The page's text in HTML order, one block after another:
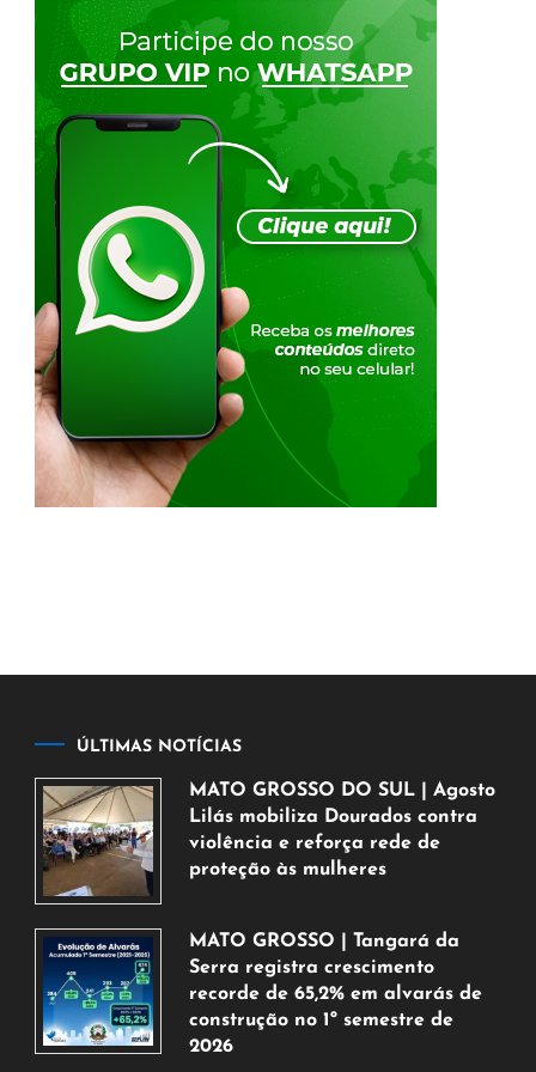
ÚLTIMAS NOTÍCIAS
MATO GROSSO DO SUL | Agosto
Lilás mobiliza Dourados contra
violência e reforça rede de
proteção às mulheres
de
agosto
de
2026
MATO GROSSO | Tangará da
Serra registra crescimento
recorde de 65,2% em alvarás de
construção no 1º semestre de
2026